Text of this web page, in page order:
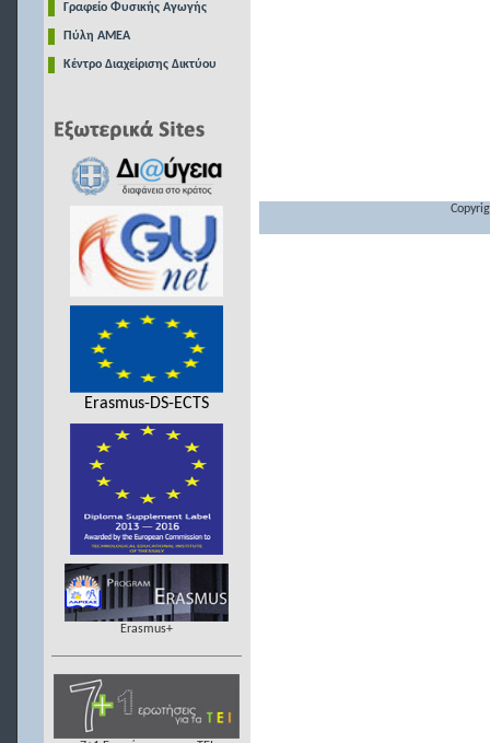
Γραφείο Φυσικής Αγωγής
Πύλη ΑΜΕΑ
Κέντρο Διαχείρισης Δικτύου
Erasmus-DS-ECTS
Erasmus+